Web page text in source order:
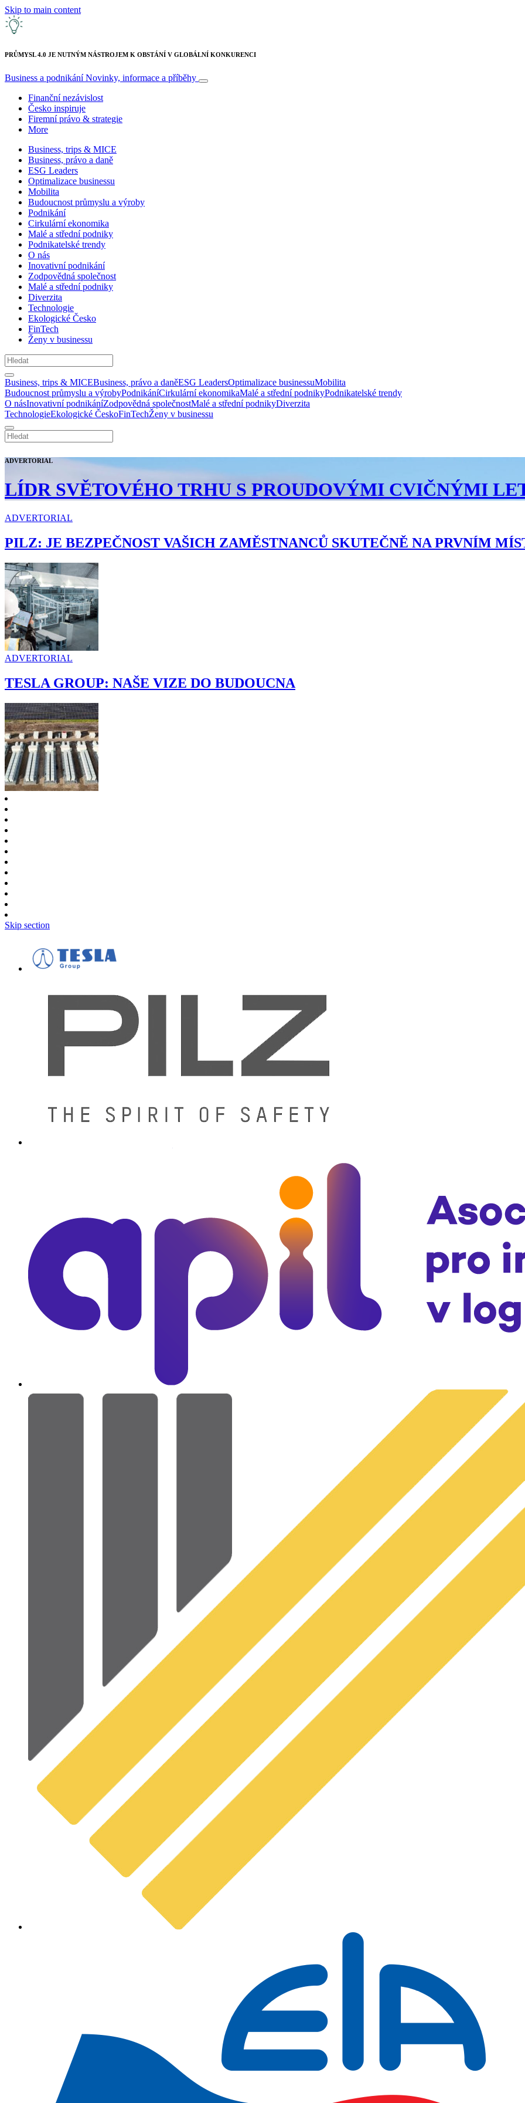
Skip to main content
PRŮMYSL 4.0 JE NUTNÝM NÁSTROJEM K OBSTÁNÍ V GLOBÁLNÍ KONKURENCI
Business a podnikáníNovinky, informace a příběhy
Finanční nezávislost
Česko inspiruje
Firemní právo & strategie
More
Business, trips & MICE
Business, právo a daně
ESG Leaders
Optimalizace businessu
Mobilita
Budoucnost průmyslu a výroby
Podnikání
Cirkulární ekonomika
Malé a střední podniky
Podnikatelské trendy
O nás
Inovativní podnikání
Zodpovědná společnost
Malé a střední podniky
Diverzita
Technologie
Ekologické Česko
FinTech
Ženy v businessu
Business, trips & MICEBusiness, právo a daněESG LeadersOptimalizace businessuMobilita
Budoucnost průmyslu a výrobyPodnikáníCirkulární ekonomikaMalé a střední podnikyPodnikatelské trendy
O násInovativní podnikáníZodpovědná společnostMalé a střední podnikyDiverzita
TechnologieEkologické ČeskoFinTechŽeny v businessu
ADVERTORIAL
LÍDR SVĚTOVÉHO TRHU S PROUDOVÝMI CVIČNÝMI
ADVERTORIAL
PILZ: JE BEZPEČNOST VAŠICH ZAMĚSTNANCŮ SKUTEČNĚ NA PRVNÍM
ADVERTORIAL
TESLA GROUP: NAŠE VIZE DO BUDOUCNA
Skip section